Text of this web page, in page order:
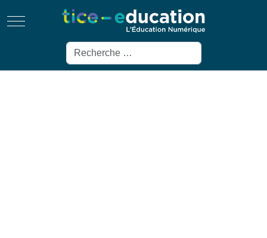
Mobile Menu Toggle
Rechercher